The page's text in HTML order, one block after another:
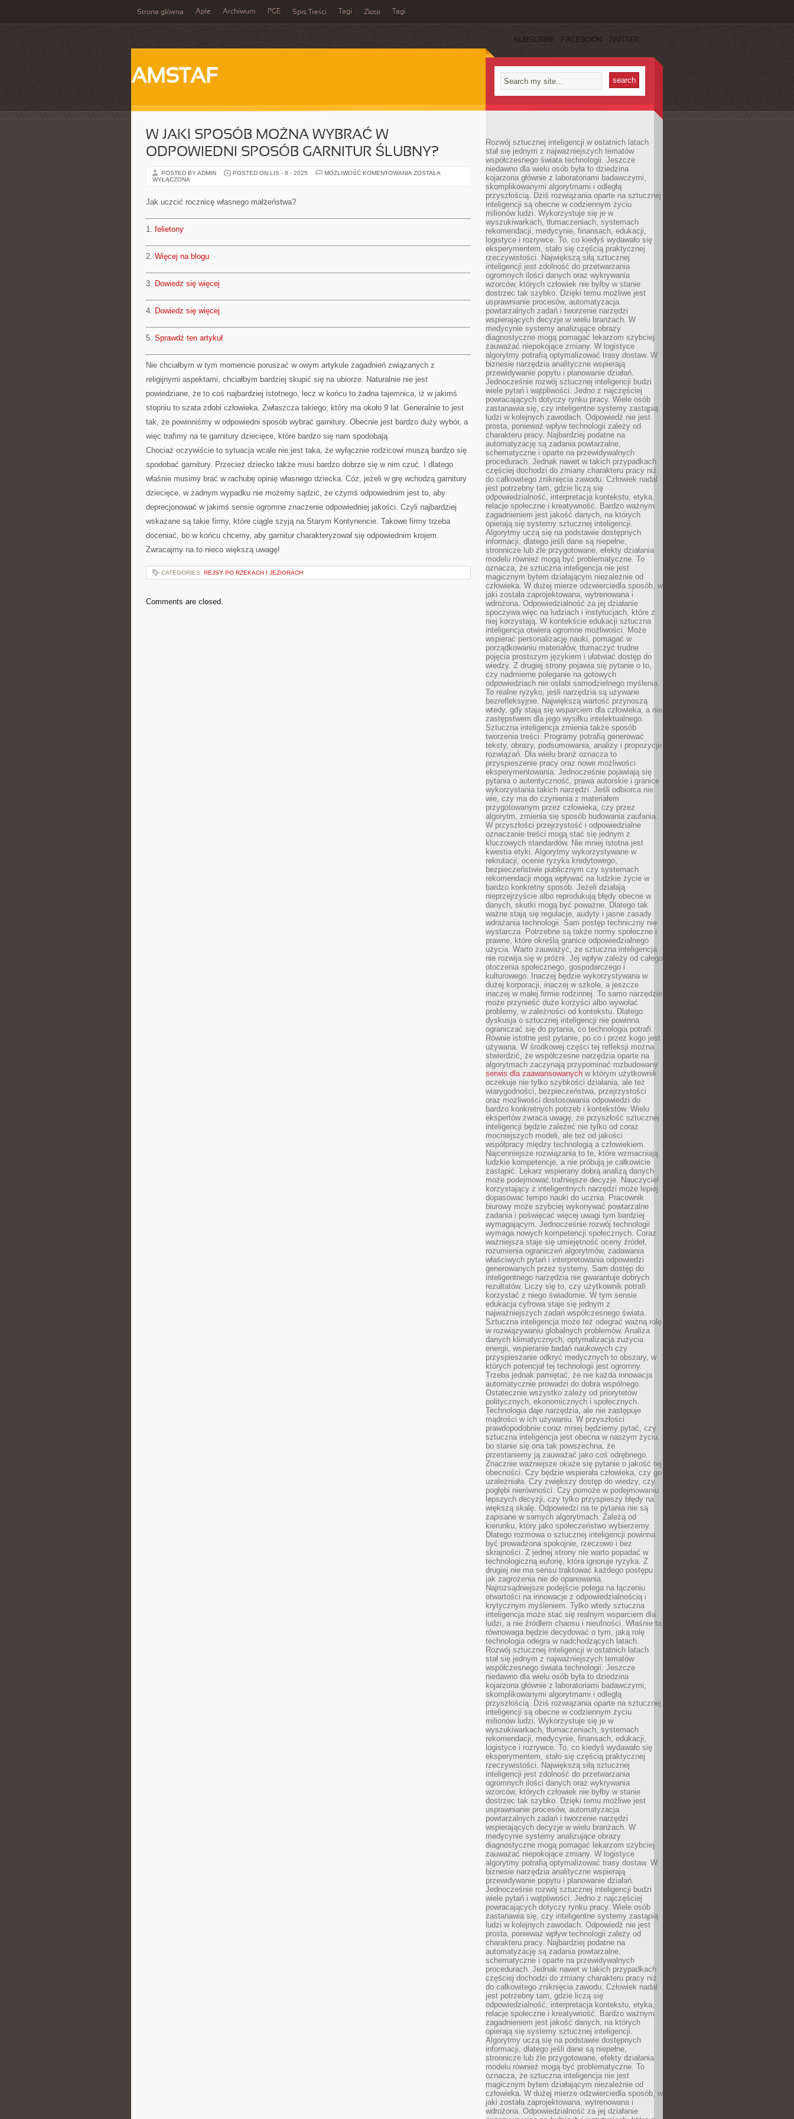
Strona główna Aple Archiwum PGE Spis Treści Tagi Złoto Tagi
SUBSCRIBE FACEBOOK TWITTER
AMSTAF
W JAKI SPOSÓB MOŻNA WYBRAĆ W
ODPOWIEDNI SPOSÓB GARNITUR ŚLUBNY?
POSTED BY ADMIN POSTED ON LIS - 8 - 2025 MOŻLIWOŚĆ KOMENTOWANIA W
SPOSÓB
ZOSTAŁA
WYŁĄCZONA
Jak uczcić rocznicę własnego małżeństwa?
1. felietony
2. Więcej na blogu
3. Dowiedz się więcej
4. Dowiedz się więcej
5. Sprawdź ten artykuł
Nie chciałbym w tym momencie poruszać w owym artykule zagadnień związanych z
religijnymi aspektami, chciałbym bardziej skupić się na ubiorze. Naturalnie nie jest
powiedziane, że to coś najbardziej istotnego, lecz w końcu to żadna tajemnica, iż w jakimś
stopniu to szata zdobi człowieka. Zwłaszcza takiego, który ma około 9 lat. Generalnie to jest
tak, że powinniśmy w odpowiedni sposób wybrać garnitury. Obecnie jest bardzo duży wybór, a
więc trafimy na te garnitury dziecięce, które bardzo się nam spodobają.
Chociaż oczywiście to sytuacja wcale nie jest taka, że wyłącznie rodzicowi muszą bardzo się
spodobać garnitury. Przecież dziecko także musi bardzo dobrze się w nim czuć. I dlatego
właśnie musimy brać w rachubę opinię własnego dziecka. Cóż, jeżeli w grę wchodzą garnitury
dziecięce, w żadnym wypadku nie możemy sądzić, że czymś odpowiednim jest to, aby
deprecjonować w jakimś sensie ogromne znaczenie odpowiedniej jakości. Czyli najbardziej
wskazane są takie firmy, które ciągle szyją na Starym Kontynencie. Takowe firmy trzeba
doceniać, bo w końcu chcemy, aby garnitur charakteryzował się odpowiednim krojem.
Zwracajmy na to nieco większą uwagę!
CATEGORIES: REJSY PO RZEKACH I JEZIORACH
Comments are closed.
Rozwój sztucznej inteligencji w ostatnich latach
stał się jednym z najważniejszych tematów
współczesnego świata technologii. Jeszcze
niedawno dla wielu osób była to dziedzina
kojarzona głównie z laboratoriami badawczymi,
skomplikowanymi algorytmami i odległą
przyszłością. Dziś rozwiązania oparte na sztucznej
inteligencji są obecne w codziennym życiu
milionów ludzi. Wykorzystuje się je w
wyszukiwarkach, tłumaczeniach, systemach
rekomendacji, medycynie, finansach, edukacji,
logistyce i rozrywce. To, co kiedyś wydawało się
eksperymentem, stało się częścią praktycznej
rzeczywistości. Największą siłą sztucznej
inteligencji jest zdolność do przetwarzania
ogromnych ilości danych oraz wykrywania
wzorców, których człowiek nie byłby w stanie
dostrzec tak szybko. Dzięki temu możliwe jest
usprawnianie procesów, automatyzacja
powtarzalnych zadań i tworzenie narzędzi
wspierających decyzje w wielu branżach. W
medycynie systemy analizujące obrazy
diagnostyczne mogą pomagać lekarzom szybciej
zauważać niepokojące zmiany. W logistyce
algorytmy potrafią optymalizować trasy dostaw. W
biznesie narzędzia analityczne wspierają
przewidywanie popytu i planowanie działań.
Jednocześnie rozwój sztucznej inteligencji budzi
wiele pytań i wątpliwości. Jedno z najczęściej
powracających dotyczy rynku pracy. Wiele osób
zastanawia się, czy inteligentne systemy zastąpią
ludzi w kolejnych zawodach. Odpowiedź nie jest
prosta, ponieważ wpływ technologii zależy od
charakteru pracy. Najbardziej podatne na
automatyzację są zadania powtarzalne,
schematyczne i oparte na przewidywalnych
procedurach. Jednak nawet w takich przypadkach
częściej dochodzi do zmiany charakteru pracy niż
do całkowitego zniknięcia zawodu. Człowiek nadal
jest potrzebny tam, gdzie liczą się
odpowiedzialność, interpretacja kontekstu, etyka,
relacje społeczne i kreatywność. Bardzo ważnym
zagadnieniem jest jakość danych, na których
opierają się systemy sztucznej inteligencji.
Algorytmy uczą się na podstawie dostępnych
informacji, dlatego jeśli dane są niepełne,
stronnicze lub źle przygotowane, efekty działania
modelu również mogą być problematyczne. To
oznacza, że sztuczna inteligencja nie jest
magicznym bytem działającym niezależnie od
człowieka. W dużej mierze odzwierciedla sposób, w
jaki została zaprojektowana, wytrenowana i
wdrożona. Odpowiedzialność za jej działanie
spoczywa więc na ludziach i instytucjach, które z
niej korzystają. W kontekście edukacji sztuczna
inteligencja otwiera ogromne możliwości. Może
wspierać personalizację nauki, pomagać w
porządkowaniu materiałów, tłumaczyć trudne
pojęcia prostszym językiem i ułatwiać dostęp do
wiedzy. Z drugiej strony pojawia się pytanie o to,
czy nadmierne poleganie na gotowych
odpowiedziach nie osłabi samodzielnego myślenia.
To realne ryzyko, jeśli narzędzia są używane
bezrefleksyjnie. Największą wartość przynoszą
wtedy, gdy stają się wsparciem dla człowieka, a nie
zastępstwem dla jego wysiłku intelektualnego.
Sztuczna inteligencja zmienia także sposób
tworzenia treści. Programy potrafią generować
teksty, obrazy, podsumowania, analizy i propozycje
rozwiązań. Dla wielu branż oznacza to
przyspieszenie pracy oraz nowe możliwości
eksperymentowania. Jednocześnie pojawiają się
pytania o autentyczność, prawa autorskie i granice
wykorzystania takich narzędzi. Jeśli odbiorca nie
wie, czy ma do czynienia z materiałem
przygotowanym przez człowieka, czy przez
algorytm, zmienia się sposób budowania zaufania.
W przyszłości przejrzystość i odpowiedzialne
oznaczanie treści mogą stać się jednym z
kluczowych standardów. Nie mniej istotna jest
kwestia etyki. Algorytmy wykorzystywane w
rekrutacji, ocenie ryzyka kredytowego,
bezpieczeństwie publicznym czy systemach
rekomendacji mogą wpływać na ludzkie życie w
bardzo konkretny sposób. Jeżeli działają
nieprzejrzyście albo reprodukują błędy obecne w
danych, skutki mogą być poważne. Dlatego tak
ważne stają się regulacje, audyty i jasne zasady
wdrażania technologii. Sam postęp techniczny nie
wystarcza. Potrzebne są także normy społeczne i
prawne, które określą granice odpowiedzialnego
użycia. Warto zauważyć, że sztuczna inteligencja
nie rozwija się w próżni. Jej wpływ zależy od całego
otoczenia społecznego, gospodarczego i
kulturowego. Inaczej będzie wykorzystywana w
dużej korporacji, inaczej w szkole, a jeszcze
inaczej w małej firmie rodzinnej. To samo narzędzie
może przynieść duże korzyści albo wywołać
problemy, w zależności od kontekstu. Dlatego
dyskusja o sztucznej inteligencji nie powinna
ograniczać się do pytania, co technologia potrafi.
Równie istotne jest pytanie, po co i przez kogo jest
używana. W środkowej części tej refleksji można
stwierdzić, że współczesne narzędzia oparte na
algorytmach zaczynają przypominać rozbudowany
serwis dla zaawansowanych w którym użytkownik
oczekuje nie tylko szybkości działania, ale też
wiarygodności, bezpieczeństwa, przejrzystości
oraz możliwości dostosowania odpowiedzi do
bardzo konkretnych potrzeb i kontekstów. Wielu
ekspertów zwraca uwagę, że przyszłość sztucznej
inteligencji będzie zależeć nie tylko od coraz
mocniejszych modeli, ale też od jakości
współpracy między technologią a człowiekiem.
Najcenniejsze rozwiązania to te, które wzmacniają
ludzkie kompetencje, a nie próbują je całkowicie
zastąpić. Lekarz wspierany dobrą analizą danych
może podejmować trafniejsze decyzje. Nauczyciel
korzystający z inteligentnych narzędzi może lepiej
dopasować tempo nauki do ucznia. Pracownik
biurowy może szybciej wykonywać powtarzalne
zadania i poświęcać więcej uwagi tym bardziej
wymagającym. Jednocześnie rozwój technologii
wymaga nowych kompetencji społecznych. Coraz
ważniejsza staje się umiejętność oceny źródeł,
rozumienia ograniczeń algorytmów, zadawania
właściwych pytań i interpretowania odpowiedzi
generowanych przez systemy. Sam dostęp do
inteligentnego narzędzia nie gwarantuje dobrych
rezultatów. Liczy się to, czy użytkownik potrafi
korzystać z niego świadomie. W tym sensie
edukacja cyfrowa staje się jednym z
najważniejszych zadań współczesnego świata.
Sztuczna inteligencja może też odegrać ważną rolę
w rozwiązywaniu globalnych problemów. Analiza
danych klimatycznych, optymalizacja zużycia
energii, wspieranie badań naukowych czy
przyspieszanie odkryć medycznych to obszary, w
których potencjał tej technologii jest ogromny.
Trzeba jednak pamiętać, że nie każda innowacja
automatycznie prowadzi do dobra wspólnego.
Ostatecznie wszystko zależy od priorytetów
politycznych, ekonomicznych i społecznych.
Technologia daje narzędzia, ale nie zastępuje
mądrości w ich używaniu. W przyszłości
prawdopodobnie coraz mniej będziemy pytać, czy
sztuczna inteligencja jest obecna w naszym życiu,
bo stanie się ona tak powszechna, że
przestaniemy ją zauważać jako coś odrębnego.
Znacznie ważniejsze okaże się pytanie o jakość tej
obecności. Czy będzie wspierała człowieka, czy go
uzależniała. Czy zwiększy dostęp do wiedzy, czy
pogłębi nierówności. Czy pomoże w podejmowaniu
lepszych decyzji, czy tylko przyspieszy błędy na
większą skalę. Odpowiedzi na te pytania nie są
zapisane w samych algorytmach. Zależą od
kierunku, który jako społeczeństwo wybierzemy.
Dlatego rozmowa o sztucznej inteligencji powinna
być prowadzona spokojnie, rzeczowo i bez
skrajności. Z jednej strony nie warto popadać w
technologiczną euforię, która ignoruje ryzyka. Z
drugiej nie ma sensu traktować każdego postępu
jak zagrożenia nie do opanowania.
Najrozsądniejsze podejście polega na łączeniu
otwartości na innowacje z odpowiedzialnością i
krytycznym myśleniem. Tylko wtedy sztuczna
inteligencja może stać się realnym wsparciem dla
ludzi, a nie źródłem chaosu i nieufności. Właśnie ta
równowaga będzie decydować o tym, jaką rolę
technologia odegra w nadchodzących latach.
Rozwój sztucznej inteligencji w ostatnich latach
stał się jednym z najważniejszych tematów
współczesnego świata technologii. Jeszcze
niedawno dla wielu osób była to dziedzina
kojarzona głównie z laboratoriami badawczymi,
skomplikowanymi algorytmami i odległą
przyszłością. Dziś rozwiązania oparte na sztucznej
inteligencji są obecne w codziennym życiu
milionów ludzi. Wykorzystuje się je w
wyszukiwarkach, tłumaczeniach, systemach
rekomendacji, medycynie, finansach, edukacji,
logistyce i rozrywce. To, co kiedyś wydawało się
eksperymentem, stało się częścią praktycznej
rzeczywistości. Największą siłą sztucznej
inteligencji jest zdolność do przetwarzania
ogromnych ilości danych oraz wykrywania
wzorców, których człowiek nie byłby w stanie
dostrzec tak szybko. Dzięki temu możliwe jest
usprawnianie procesów, automatyzacja
powtarzalnych zadań i tworzenie narzędzi
wspierających decyzje w wielu branżach. W
medycynie systemy analizujące obrazy
diagnostyczne mogą pomagać lekarzom szybciej
zauważać niepokojące zmiany. W logistyce
algorytmy potrafią optymalizować trasy dostaw. W
biznesie narzędzia analityczne wspierają
przewidywanie popytu i planowanie działań.
Jednocześnie rozwój sztucznej inteligencji budzi
wiele pytań i wątpliwości. Jedno z najczęściej
powracających dotyczy rynku pracy. Wiele osób
zastanawia się, czy inteligentne systemy zastąpią
ludzi w kolejnych zawodach. Odpowiedź nie jest
prosta, ponieważ wpływ technologii zależy od
charakteru pracy. Najbardziej podatne na
automatyzację są zadania powtarzalne,
schematyczne i oparte na przewidywalnych
procedurach. Jednak nawet w takich przypadkach
częściej dochodzi do zmiany charakteru pracy niż
do całkowitego zniknięcia zawodu. Człowiek nadal
jest potrzebny tam, gdzie liczą się
odpowiedzialność, interpretacja kontekstu, etyka,
relacje społeczne i kreatywność. Bardzo ważnym
zagadnieniem jest jakość danych, na których
opierają się systemy sztucznej inteligencji.
Algorytmy uczą się na podstawie dostępnych
informacji, dlatego jeśli dane są niepełne,
stronnicze lub źle przygotowane, efekty działania
modelu również mogą być problematyczne. To
oznacza, że sztuczna inteligencja nie jest
magicznym bytem działającym niezależnie od
człowieka. W dużej mierze odzwierciedla sposób, w
jaki została zaprojektowana, wytrenowana i
wdrożona. Odpowiedzialność za jej działanie